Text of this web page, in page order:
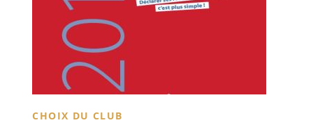
CHOIX DU CLUB